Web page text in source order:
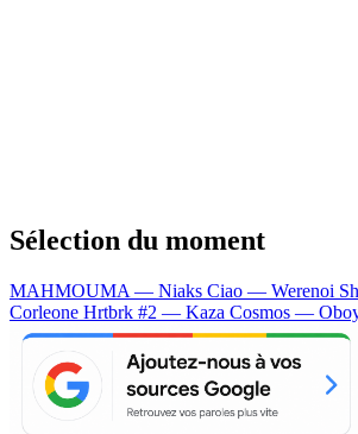
Sélection du moment
MAHMOUMA — Niaks Ciao — Werenoi
Corleone Hrtbrk #2 — Kaza Cosmos —